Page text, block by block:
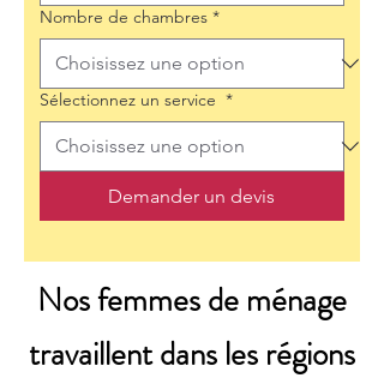
Nombre de chambres *
Sélectionnez un service *
Demander un devis
Nos femmes de ménage
travaillent dans les régions